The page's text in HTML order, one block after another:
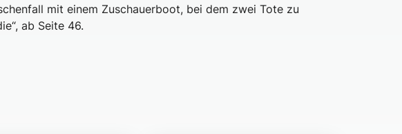
mit einem Zuschauerboot, bei dem zwei Tote zu
ab Seite 46.